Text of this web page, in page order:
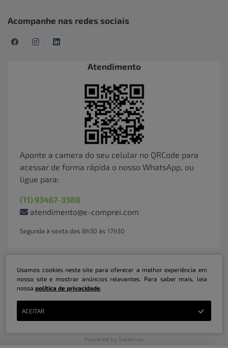
Acompanhe nas redes sociais
Atendimento
Aponte a camera do seu celular no QRCode para
acessar de forma rápida o nosso WhatsApp, ou
ligue para:
(11) 93467-3388
atendimento@e-comprei.com
Segunda à sexta das 8h30 às 17h30
Marketplace B2B Serviços Inteligentes Ltda | CNPJ: 31.415.786/0001-31 | ©
Powered by Salesrun
Usamos cookies neste site para oferecer a melhor experiência em
nosso site e mostrar anúncios relevantes. Para saber mais, leia
nossapolítica de privacidade.
ACEITAR